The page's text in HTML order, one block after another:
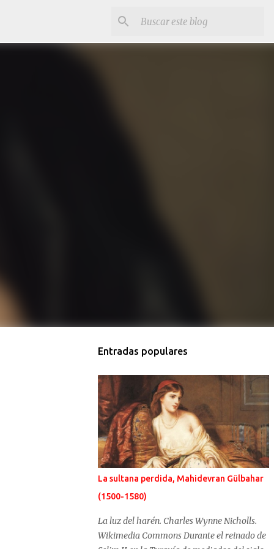
Entradas populares
La sultana perdida, Mahidevran Gülbahar
(1500-1580)
La luz del harén. Charles Wynne Nicholls.
Wikimedia Commons Durante el reinado de